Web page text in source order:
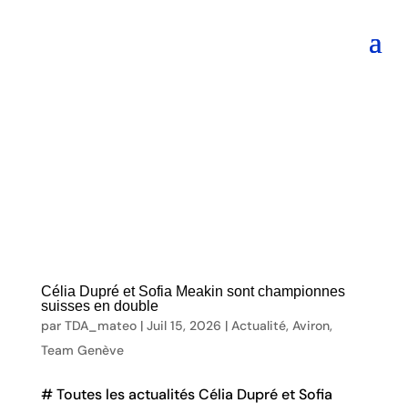
Célia Dupré et Sofia Meakin sont championnes
suisses en double
par TDA_mateo| Juil 15, 2026 | Actualité, Aviron,
Team Genève
# Toutes les actualités Célia Dupré et Sofia